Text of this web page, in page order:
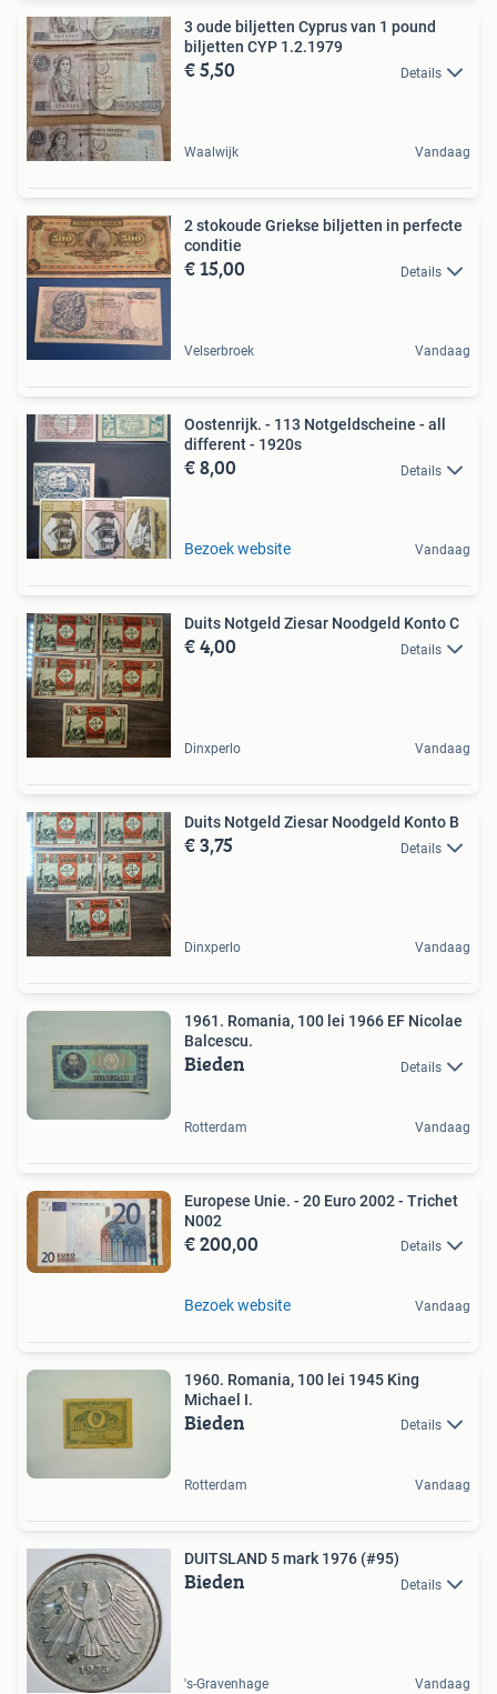
3 oude biljetten Cyprus van 1 pound
biljetten CYP 1.2.1979
€ 5,50 Details
Waalwijk Vandaag
2 stokoude Griekse biljetten in perfecte
conditie
€ 15,00 Details
Velserbroek Vandaag
Oostenrijk. - 113 Notgeldscheine - all
different - 1920s
€ 8,00 Details
Bezoek website Vandaag
Duits Notgeld Ziesar Noodgeld Konto C
€ 4,00 Details
Dinxperlo Vandaag
Duits Notgeld Ziesar Noodgeld Konto B
€ 3,75 Details
Dinxperlo Vandaag
1961. Romania, 100 lei 1966 EF Nicolae
Balcescu.
Bieden Details
Rotterdam Vandaag
Europese Unie. - 20 Euro 2002 - Trichet
N002
€ 200,00 Details
Bezoek website Vandaag
1960. Romania, 100 lei 1945 King
Michael I.
Bieden Details
Rotterdam Vandaag
DUITSLAND 5 mark 1976 (#95)
Bieden Details
's-Gravenhage Vandaag